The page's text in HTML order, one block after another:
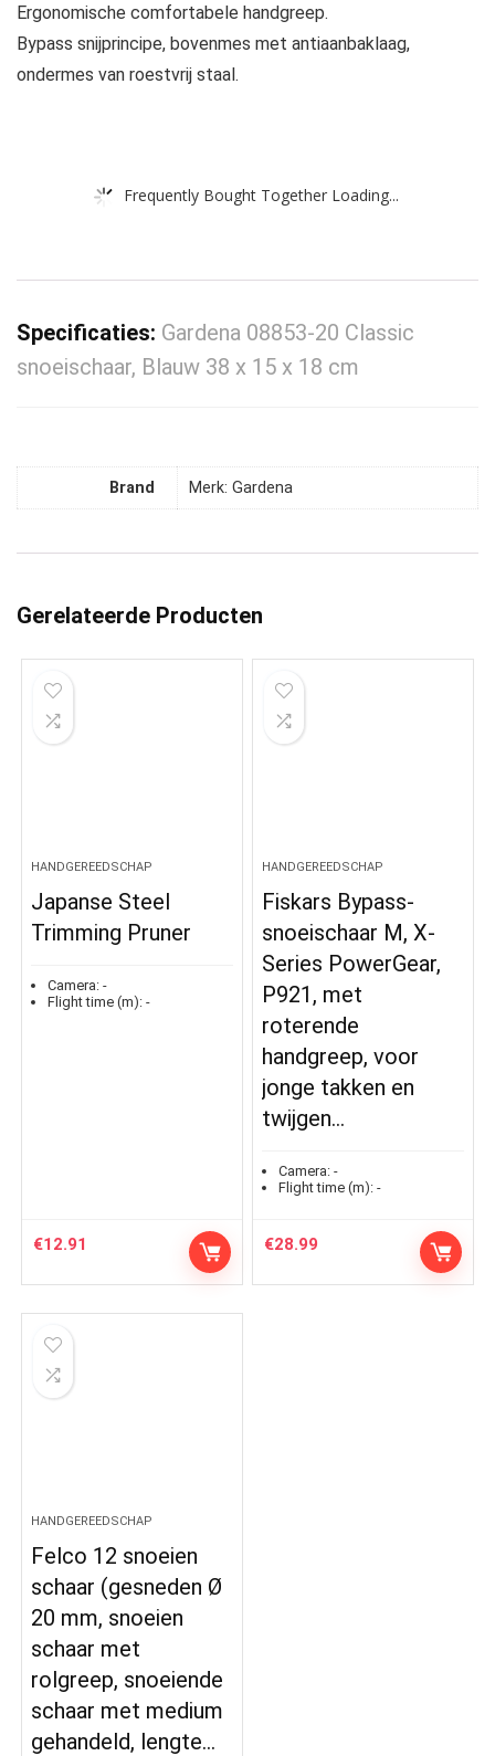
Ergonomische comfortabele handgreep.
Bypass snijprincipe, bovenmes met antiaanbaklaag,
ondermes van roestvrij staal.
Frequently Bought Together Loading...
Specificaties: Gardena 08853-20 Classic
snoeischaar, Blauw 38 x 15 x 18 cm
Brand Merk: Gardena
Gerelateerde Producten
HANDGEREEDSCHAP
Japanse Steel
Trimming Pruner
Camera: -
Flight time (m): -
€12.91
HANDGEREEDSCHAP
Fiskars Bypass-
snoeischaar M, X-
Series PowerGear,
P921, met
roterende
handgreep, voor
jonge takken en
twijgen…
Camera: -
Flight time (m): -
€28.99
HANDGEREEDSCHAP
Felco 12 snoeien
schaar (gesneden Ø
20 mm, snoeien
schaar met
rolgreep, snoeiende
schaar met medium
gehandeld, lengte…